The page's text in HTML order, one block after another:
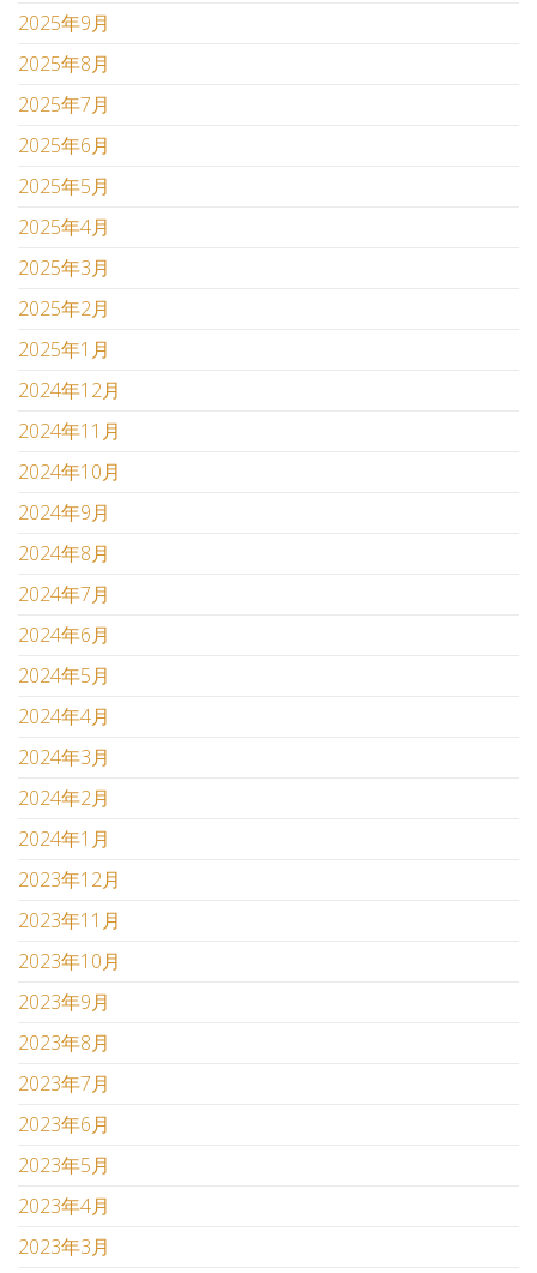
2025年9月
2025年8月
2025年7月
2025年6月
2025年5月
2025年4月
2025年3月
2025年2月
2025年1月
2024年12月
2024年11月
2024年10月
2024年9月
2024年8月
2024年7月
2024年6月
2024年5月
2024年4月
2024年3月
2024年2月
2024年1月
2023年12月
2023年11月
2023年10月
2023年9月
2023年8月
2023年7月
2023年6月
2023年5月
2023年4月
2023年3月